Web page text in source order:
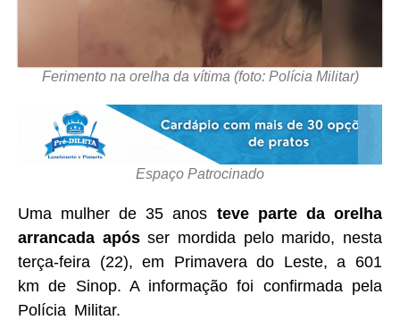
Ferimento na orelha da vítima (foto: Polícia Militar)
Espaço Patrocinado
Uma mulher de 35 anos teve parte da orelha
arrancada apósser mordida pelo marido, nesta
terça-feira (22), em Primavera do Leste, a 601
km de Sinop. A informação foi confirmada pela
Polícia Militar.